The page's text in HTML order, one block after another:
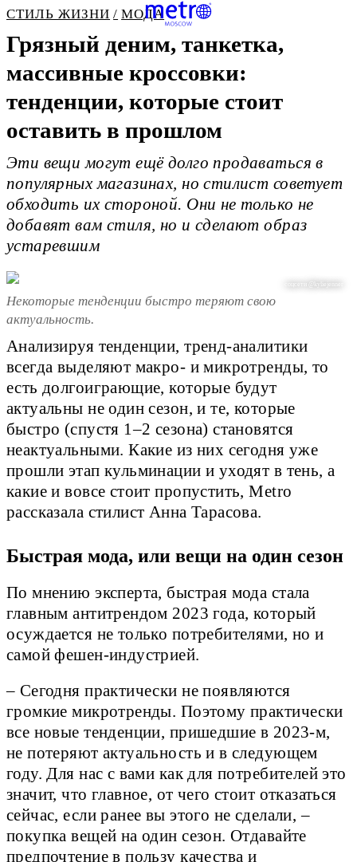
СТИЛЬ ЖИЗНИ МОДА
Грязный деним, танкетка,
массивные кроссовки:
тенденции, которые стоит
оставить в прошлом
Эти вещи могут ещё долго продаваться в
популярных магазинах, но стилист советует
обходить их стороной. Они не только не
добавят вам стиля, но и сделают образ
устаревшим
соцсети @kyliejenner
Некоторые тенденции быстро теряют свою
актуальность.
Анализируя тенденции, тренд-аналитики
всегда выделяют макро- и микротренды, то
есть долгоиграющие, которые будут
актуальны не один сезон, и те, которые
быстро (спустя 1–2 сезона) становятся
неактуальными. Какие из них сегодня уже
прошли этап кульминации и уходят в тень, а
какие и вовсе стоит пропустить, Metro
рассказала стилист Анна Тарасова.
Быстрая мода, или вещи на один сезон
По мнению эксперта, быстрая мода стала
главным антитрендом 2023 года, который
осуждается не только потребителями, но и
самой фешен-индустрией.
– Сегодня практически не появляются
громкие микротренды. Поэтому практически
все новые тенденции, пришедшие в 2023-м,
не потеряют актуальность и в следующем
году. Для нас с вами как для потребителей это
значит, что главное, от чего стоит отказаться
сейчас, если ранее вы этого не сделали, –
покупка вещей на один сезон. Отдавайте
предпочтение в пользу качества и